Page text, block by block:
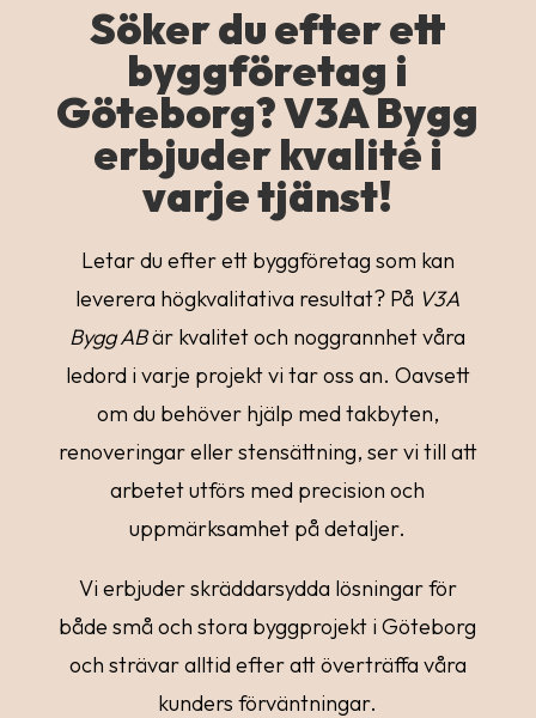
Söker du efter ett
byggföretag i
Göteborg? V3A Bygg
erbjuder kvalité i
varje tjänst!
Letar du efter ett byggföretag som kan
leverera högkvalitativa resultat? På V3A
Bygg ABär kvalitet och noggrannhet våra
ledord i varje projekt vi tar oss an. Oavsett
om du behöver hjälp med takbyten,
renoveringar eller stensättning, ser vi till att
arbetet utförs med precision och
uppmärksamhet på detaljer.
Vi erbjuder skräddarsydda lösningar för
både små och stora byggprojekt i Göteborg
och strävar alltid efter att överträffa våra
kunders förväntningar.